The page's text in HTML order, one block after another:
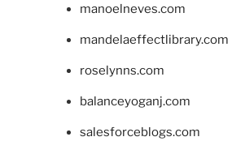
manoelneves.com
mandelaeffectlibrary.com
roselynns.com
balanceyoganj.com
salesforceblogs.com